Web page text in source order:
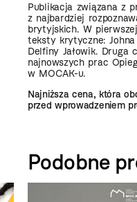
Publikacja związana z
z najbardziej
brytyjskich. W
teksty krytyczne:
Delfiny Jałowik. Druga
najnowszych prac
w MOCAK-u.
Najniższa cena, która
przed wprowadzeniem
Podobne